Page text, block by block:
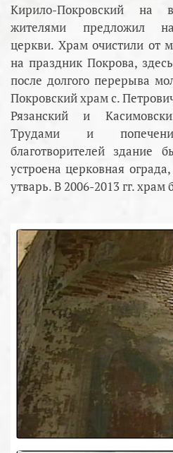
Кирило-Покровский на
жителями предложил
церкви. Храм очистили от
на праздник Покрова,
после долгого перерыва
Покровский храм с.
Рязанский и
Трудами и
благотворителей здание
устроена церковная
утварь. В 2006-2013 гг. храм